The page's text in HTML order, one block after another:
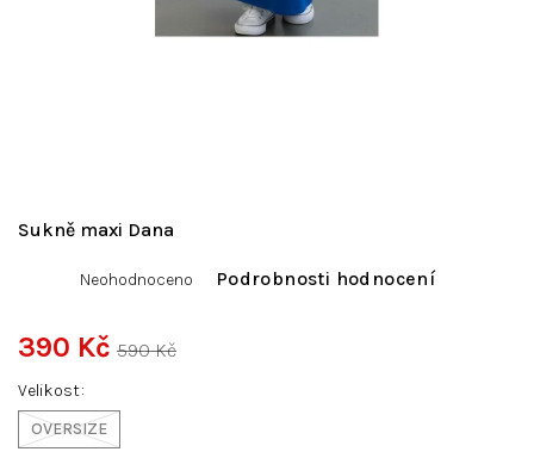
Velikost
OVERSIZE
590 Kč
390 Kč
Sukně maxi Dana
hodnocení
je
0,0
z
hvězdiček.
Neohodnoceno Podrobnosti hodnocení